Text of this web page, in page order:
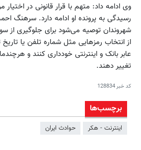
وی ادامه داد: متهم با قرار قانونی در
رسیدگی به پرونده او ادامه دارد. سرهنگ
شهروندان توصیه می‌شود برای جلوگیری از
از انتخاب رمزهایی مثل شماره تلفن یا
عابر بانک و اینترنتی خودداری کنند و
تغییر دهند.
کد خبر128834
برچسب‌ها
اینترنت - هکر حوادث ایران